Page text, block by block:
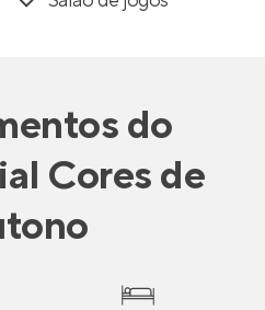
do
Cores de